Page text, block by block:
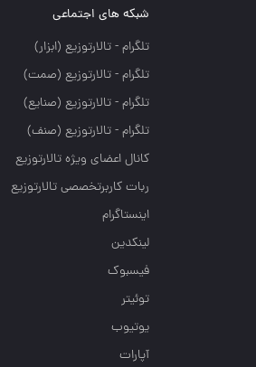
شبکه های اجتماعی
تلگرام - تالارتوزيع (ابزار)
تلگرام - تالارتوزيع (صمت)
تلگرام - تالارتوزيع (صنايع)
تلگرام - تالارتوزیع (صنف)
کانال اعضای ویژه تالارتوزیع
ربات کاربرتخصصی تالارتوزیع
اینستاگرام
لینکدین
فیسبوک
توئیتر
یوتیوب
آپارات